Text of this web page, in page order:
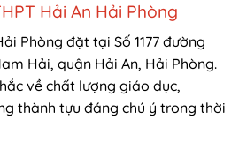
Hải An Hải Phòng
Phòng đặt tại Số 1177 đường
Hải, quận Hải An, Hải Phòng.
về chất lượng giáo dục,
thành tựu đáng chú ý trong thời